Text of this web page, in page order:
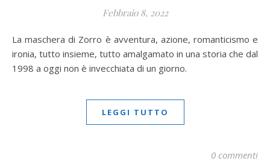
Febbraio 8, 2022
La maschera di Zorro è avventura, azione, romanticismo e
ironia, tutto insieme, tutto amalgamato in una storia che dal
1998 a oggi non è invecchiata di un giorno.
LEGGI TUTTO
0 commenti